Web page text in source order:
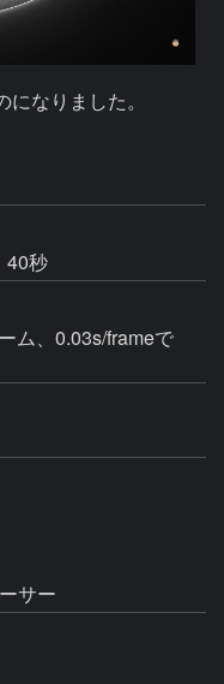
なりました。
40秒
ム、0.03s/frameで
サー